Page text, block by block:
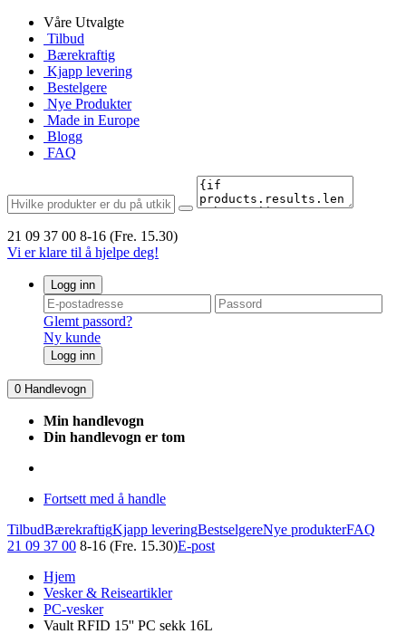
Våre Utvalgte
Tilbud
Bærekraftig
Kjapp levering
Bestelgere
Nye Produkter
Made in Europe
Blogg
FAQ
21 09 37 00 8-16 (Fre. 15.30)
Vi er klare til å hjelpe deg!
Logg inn
Glemt passord?
Ny kunde
Logg inn
0 Handlevogn
Min handlevogn
Din handlevogn er tom
Fortsett med å handle
TilbudBærekraftigKjapp leveringBestselgereNye produkterFAQ
21 09 37 00 8-16 (Fre. 15.30)E-post
Hjem
Vesker & Reiseartikler
PC-vesker
Vault RFID 15'' PC sekk 16L